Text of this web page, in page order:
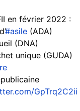
en février 2022 :
#asile(ADA)
(DNA)
unique (GUDA)
GpTrq2C2ii